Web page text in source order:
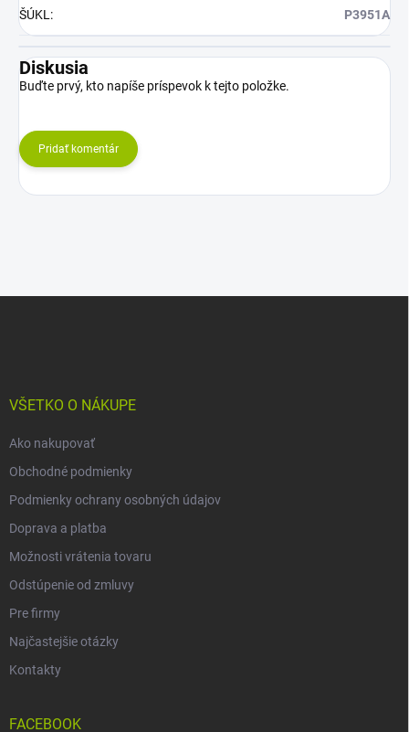
ŠÚKL : P3951A
Diskusia
Buďte prvý, kto napíše príspevok k tejto položke.
Pridať komentár
VŠETKO O NÁKUPE
Ako nakupovať
Obchodné podmienky
Podmienky ochrany osobných údajov
Doprava a platba
Možnosti vrátenia tovaru
Odstúpenie od zmluvy
Pre firmy
Najčastejšie otázky
Kontakty
FACEBOOK